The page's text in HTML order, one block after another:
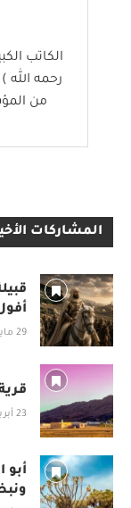
الكاتب
رحمه الله
من
المشاركات
29 مايو، 2026
23 أبريل، 2025
أبو